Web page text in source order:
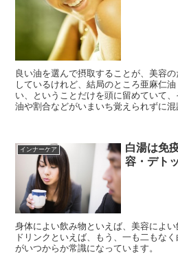
良い油を選んで摂取することが、美容
しているけれど、結局のところ亜麻仁
い、ということだけを頭に留めていて
油や割合などがいまいち覚えられずに混
インナーケア
白湯は免
容・デト
身体によい飲み物といえば、美容によ
ドリンクといえば、もう、一も二もな
がいつからか常識になっています。